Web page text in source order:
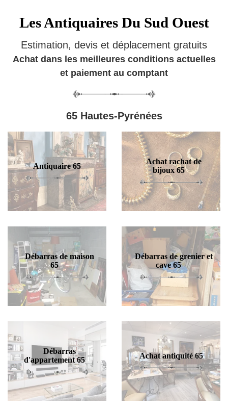
Les Antiquaires Du Sud Ouest
Estimation, devis et déplacement gratuits
Achat dans les meilleures conditions actuelles
et paiement au comptant
65 Hautes-Pyrénées
Antiquaire 65
Achat rachat de
bijoux 65
Débarras de maison
65
Débarras de grenier et
cave 65
Débarras
d'appartement 65
Achat antiquité 65